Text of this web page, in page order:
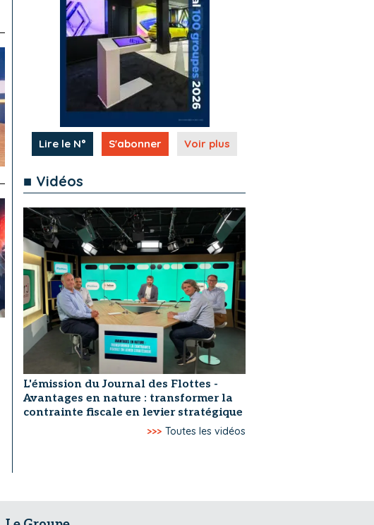
Lire le N° S'abonner Voir plus
■ Vidéos
L'émission du Journal des Flottes -
Avantages en nature : transformer la
contrainte fiscale en levier stratégique
>>> Toutes les vidéos